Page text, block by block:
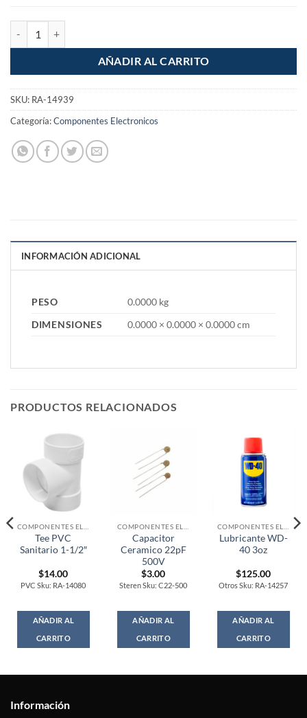
AÑADIR AL CARRITO
SKU: RA-14939
Categoría:Componentes Electronicos
INFORMACIÓN ADICIONAL
PESO
0.0000 kg
DIMENSIONES
0.0000 × 0.0000 × 0.0000 cm
PRODUCTOS RELACIONADOS
Tee PVC
Sanitario 1-1/2″
$14.00
PVC Sku: RA-14080
AÑADIR AL
CARRITO
Capacitor
Ceramico 22pF
500V
$3.00
Steren Sku: C22-500
AÑADIR AL
CARRITO
Lubricante WD-
40 3oz
$125.00
Otros Sku: RA-14257
AÑADIR AL
CARRITO
Información